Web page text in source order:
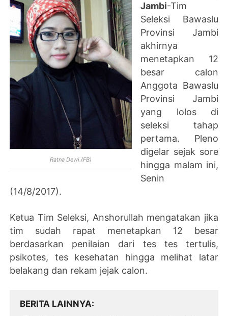
Ratna Dewi.(FB)
Jambi-Tim
Seleksi Bawaslu
Provinsi Jambi
akhirnya
menetapkan 12
besar calon
Anggota Bawaslu
Provinsi Jambi
yang lolos di
seleksi tahap
pertama. Pleno
digelar sejak sore
hingga malam ini,
Senin
(14/8/2017).
Ketua Tim Seleksi, Anshorullah mengatakan jika
tim sudah rapat menetapkan 12 besar
berdasarkan penilaian dari tes tes tertulis,
psikotes, tes kesehatan hingga melihat latar
belakang dan rekam jejak calon.
BERITA LAINNYA